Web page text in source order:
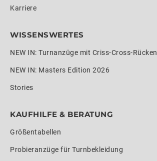
Karriere
WISSENSWERTES
NEW IN: Turnanzüge mit Criss-Cross-Rücken
NEW IN: Masters Edition 2026
Stories
KAUFHILFE & BERATUNG
Größentabellen
Probieranzüge für Turnbekleidung